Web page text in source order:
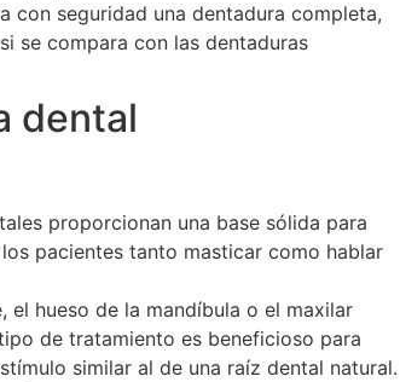
con seguridad una dentadura completa,
se compara con las dentaduras
dental
proporcionan una base sólida para
pacientes tanto masticar como hablar
el hueso de la mandíbula o el maxilar
de tratamiento es beneficioso para
similar al de una raíz dental natural.